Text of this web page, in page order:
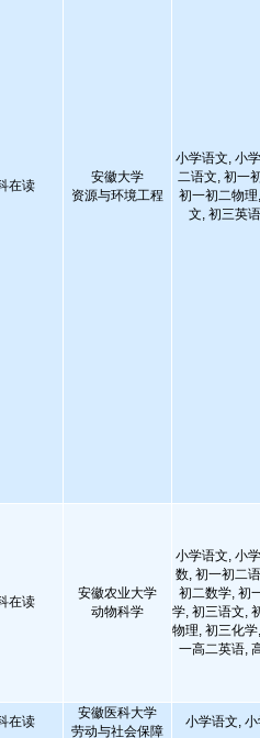
在读
安徽大学
资源与环境工程
小学语文, 小
二语文, 初一
初一初二物
文, 初三英
在读
安徽农业大学
动物科学
小学语文, 小
数, 初一初二
初二数学, 初
学, 初三语文,
物理, 初三化
一高二英语,
在读
安徽医科大学
劳动与社会保障
小学语文,